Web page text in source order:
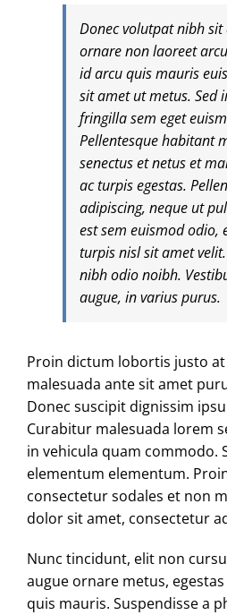
Donec volutpat nibh
ornare non laoreet
id arcu quis mauris
sit amet ut metus. Sed
fringilla sem eget
Pellentesque habitant
senectus et netus et
ac turpis egestas.
adipiscing, neque ut
est sem euismod odio,
turpis nisl sit amet
nibh odio noibh.
augue, in varius purus.
Proin dictum lobortis justo
malesuada ante sit amet
Donec suscipit dignissim
Curabitur malesuada lorem
in vehicula quam commodo.
elementum elementum.
consectetur sodales et non
dolor sit amet, consectetur
Nunc tincidunt, elit non
augue ornare metus,
quis mauris. Suspendisse a